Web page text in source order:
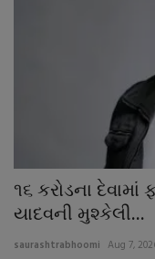
૧૬ કરોડના
યાદવની મુશ્કેલી...
saurashtrabhoomi Aug 7,